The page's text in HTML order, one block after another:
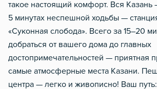
такое настоящий комфорт. Вся
5 минутах неспешной ходьбы —
«Суконная слобода». Всего за 15–20
добраться от вашего дома до главных
достопримечательностей — приятная
самые атмосферные места Казани.
центра — легко и живописно! Ваш путь: